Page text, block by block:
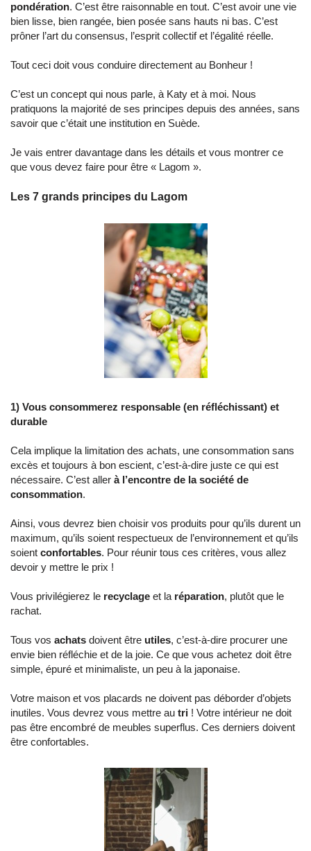
pondération. C’est être raisonnable en tout. C’est avoir une vie
bien lisse, bien rangée, bien posée sans hauts ni bas. C’est
prôner l’art du consensus, l’esprit collectif et l’égalité réelle.
Tout ceci doit vous conduire directement au Bonheur !
C’est un concept qui nous parle, à Katy et à moi. Nous
pratiquons la majorité de ses principes depuis des années, sans
savoir que c’était une institution en Suède.
Je vais entrer davantage dans les détails et vous montrer ce
que vous devez faire pour être « Lagom ».
Les 7 grands principes du Lagom
1) Vous consommerez responsable (en réfléchissant) et
durable
Cela implique la limitation des achats, une consommation sans
excès et toujours à bon escient, c’est-à-dire juste ce qui est
nécessaire. C’est aller à l’encontre de la société de
consommation.
Ainsi, vous devrez bien choisir vos produits pour qu’ils durent un
maximum, qu’ils soient respectueux de l’environnement et qu’ils
soient confortables. Pour réunir tous ces critères, vous allez
devoir y mettre le prix !
Vous privilégierez le recyclage et la réparation, plutôt que le
rachat.
Tous vos achats doivent être utiles, c’est-à-dire procurer une
envie bien réfléchie et de la joie. Ce que vous achetez doit être
simple, épuré et minimaliste, un peu à la japonaise.
Votre maison et vos placards ne doivent pas déborder d’objets
inutiles. Vous devrez vous mettre au tri ! Votre intérieur ne doit
pas être encombré de meubles superflus. Ces derniers doivent
être confortables.